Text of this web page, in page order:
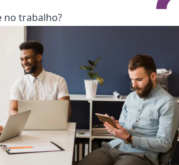
no trabalho?